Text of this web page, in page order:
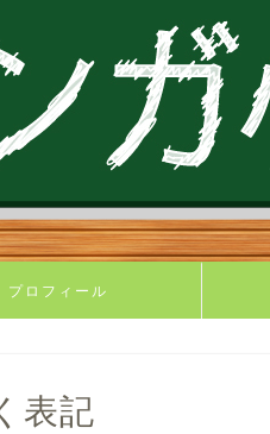
プロフィール
表記